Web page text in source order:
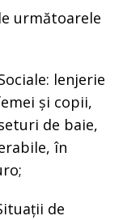
următoarele
lenjerie
și copii,
de baie,
în
de